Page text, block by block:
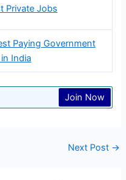
Private Jobs
Paying Government
India
Join Now
Next Post →